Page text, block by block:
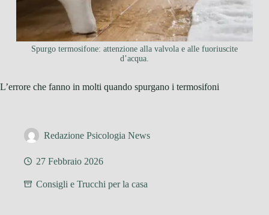
Spurgo termosifone: attenzione alla valvola e alle fuoriuscite
d’acqua.
L’errore che fanno in molti quando spurgano i termosifoni
Redazione Psicologia News
27 Febbraio 2026
Consigli e Trucchi per la casa